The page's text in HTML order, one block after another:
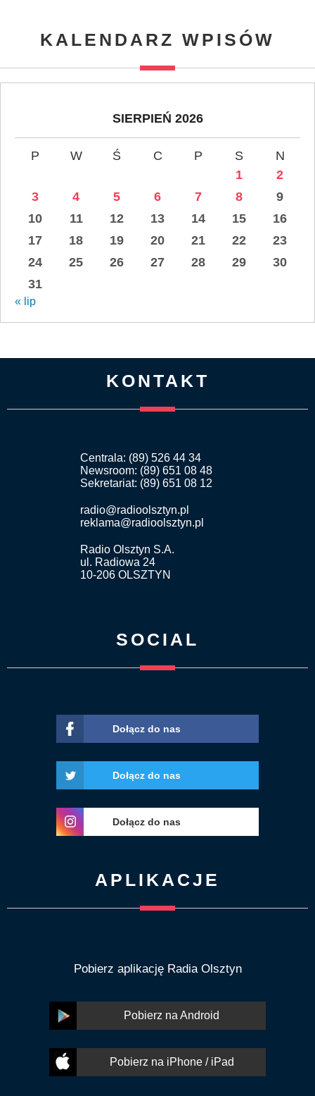
KALENDARZ WPISÓW
SIERPIEŃ 2026
P W Ś C P S
N
1
2
3
4 5 6 7 8
9
10
11 12 13 14 15
16
17
18 19 20 21 22
23
24
25 26 27 28 29
30
31
« lip
KONTAKT
Centrala: (89) 526 44 34
Newsroom: (89) 651 08 48
Sekretariat: (89) 651 08 12
radio@radioolsztyn.pl
reklama@radioolsztyn.pl
Radio Olsztyn S.A.
ul. Radiowa 24
10-206 OLSZTYN
SOCIAL
Dołącz do nas
Dołącz do nas
Dołącz do nas
APLIKACJE
Pobierz aplikację Radia Olsztyn
Pobierz na Android
Pobierz na iPhone / iPad